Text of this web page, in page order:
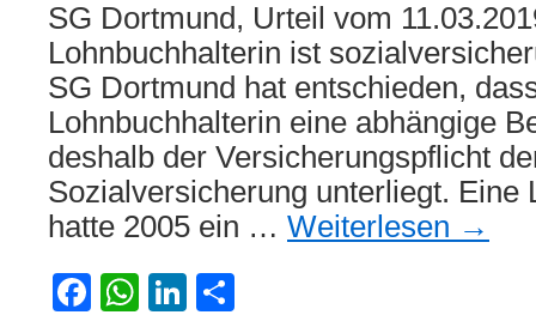
SG Dortmund, Urteil vom
Lohnbuchhalterin ist
SG Dortmund hat entschieden,
Lohnbuchhalterin eine abhängige
deshalb der Versicherungspflicht
Sozialversicherung unterliegt. Eine
hatte 2005 ein … Weiterlesen →
Facebook
WhatsApp
LinkedIn